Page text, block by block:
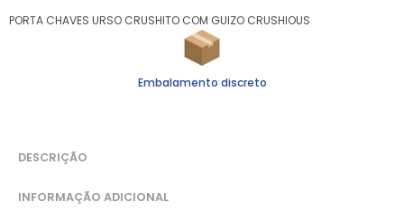
PORTA CHAVES URSO CRUSHITO COM GUIZO CRUSHIOUS
Embalamento discreto
DESCRIÇÃO
INFORMAÇÃO ADICIONAL